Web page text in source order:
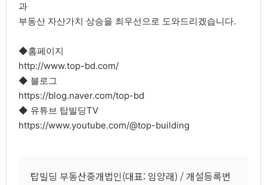
과
부동산 자산가치 상승을 최우선으로 도와드리겠습니다.
◆홈페이지
http://www.top-bd.com/
◆ 블로그
https://blog.naver.com/top-bd
◆ 유튜브 탑빌딩TV
https://www.youtube.com/@top-building
탑빌딩 부동산중개법인(대표: 임양래) / 개설등록번